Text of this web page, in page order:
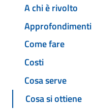
A chi è rivolto
Approfondimenti
Come fare
Costi
Cosa serve
Cosa si ottiene